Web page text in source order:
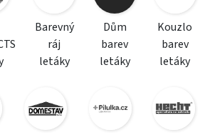
Barevný
ráj
letáky
Dům
barev
letáky
Kouzlo
barev
letáky